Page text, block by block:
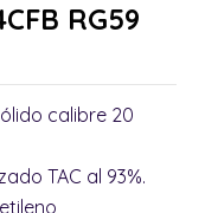
RG59
calibre 20
TAC al 93%.